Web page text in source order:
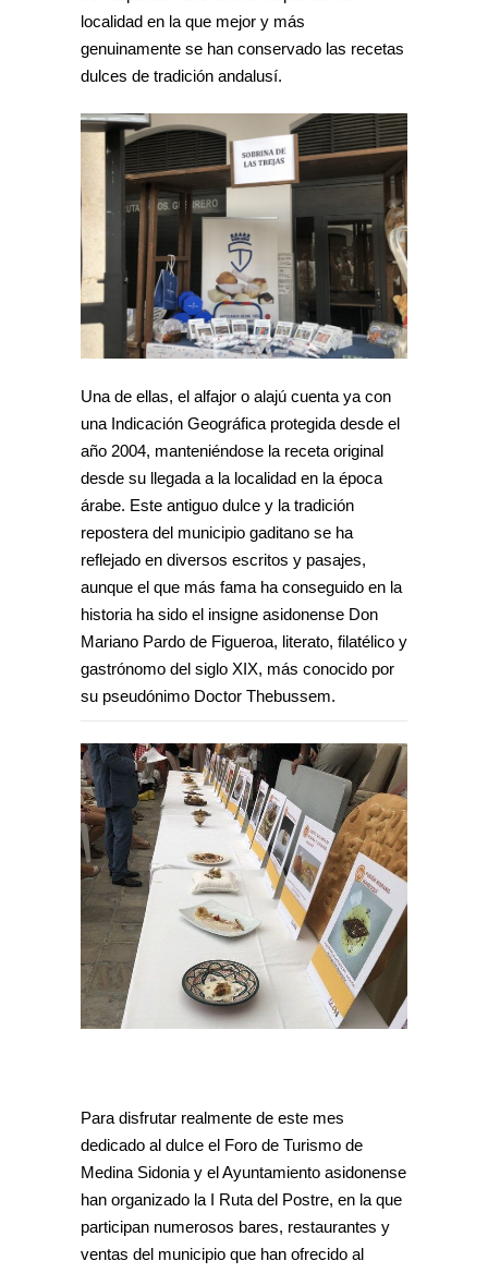
localidad en la que mejor y más
genuinamente se han conservado las recetas
dulces de tradición andalusí.
Una de ellas, el alfajor o alajú cuenta ya con
una Indicación Geográfica protegida desde el
año 2004, manteniéndose la receta original
desde su llegada a la localidad en la época
árabe. Este antiguo dulce y la tradición
repostera del municipio gaditano se ha
reflejado en diversos escritos y pasajes,
aunque el que más fama ha conseguido en la
historia ha sido el insigne asidonense Don
Mariano Pardo de Figueroa, literato, filatélico y
gastrónomo del siglo XIX, más conocido por
su pseudónimo Doctor Thebussem.
Para disfrutar realmente de este mes
dedicado al dulce el Foro de Turismo de
Medina Sidonia y el Ayuntamiento asidonense
han organizado la I Ruta del Postre, en la que
participan numerosos bares, restaurantes y
ventas del municipio que han ofrecido al